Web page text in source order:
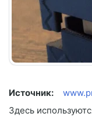
Источник:
Здесь